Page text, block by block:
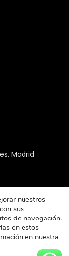
Madrid
nuestros
sus
de navegación.
en estos
en nuestra